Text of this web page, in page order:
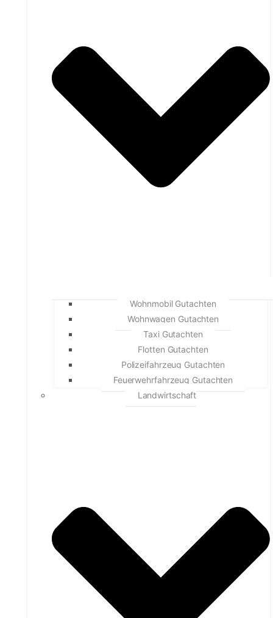
Wohnmobil Gutachten
Wohnwagen Gutachten
Taxi Gutachten
Flotten Gutachten
Polizeifahrzeug Gutachten
Feuerwehrfahrzeug Gutachten
Landwirtschaft